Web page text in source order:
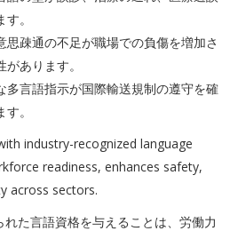
。
思疎通の不足が職場での負傷を増加さ
あります。
多言語指示が国際輸送規制の遵守を確
。
industry-recognized language
readiness, enhances safety,
across sectors.
た言語資格を与えることは、労働力